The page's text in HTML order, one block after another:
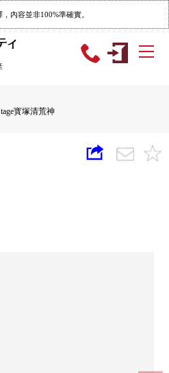
內容並非100%準確實。
寳塚清荒神